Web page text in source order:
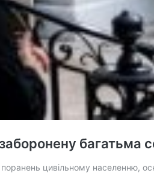
цивільному населенню,